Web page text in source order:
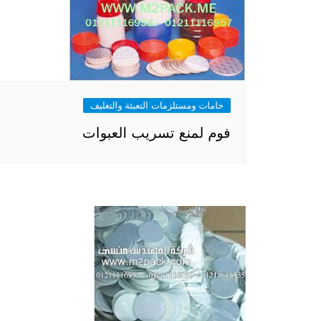
خامات ومستلزمات التعبئة والتغليف
فوم لمنع تسريب العبوات